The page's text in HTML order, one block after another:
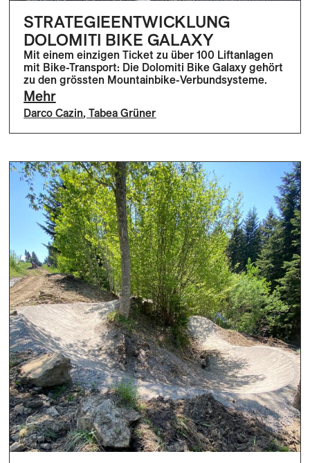
STRATEGIEENTWICKLUNG
DOLOMITI BIKE GALAXY
Mit einem einzigen Ticket zu über 100 Liftanlagen
mit Bike-Transport: Die Dolomiti Bike Galaxy gehört
zu den grössten Mountainbike-Verbundsysteme.
Mehr
Darco Cazin,Tabea Grüner